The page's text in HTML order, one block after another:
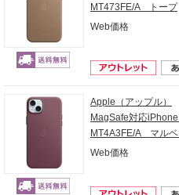
MT473FE/A トープ
Web価格
Apple（アップル）
MagSafe対応
MT4A3FE/A マルベ
Web価格